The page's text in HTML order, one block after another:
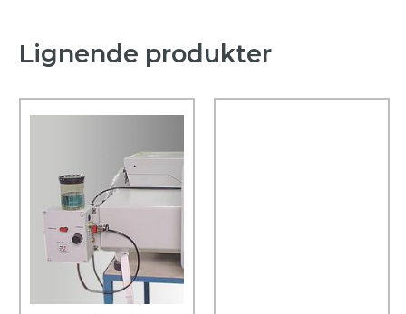
Lignende produkter